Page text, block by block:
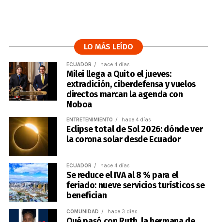
LO MÁS LEÍDO
ECUADOR hace 4 días
Milei llega a Quito el jueves:
extradición, ciberdefensa y vuelos
directos marcan la agenda con
Noboa
ENTRETENIMIENTO hace 4 días
Eclipse total de Sol 2026: dónde ver
la corona solar desde Ecuador
ECUADOR hace 4 días
Se reduce el IVA al 8 % para el
feriado: nueve servicios turísticos se
benefician
COMUNIDAD hace 3 días